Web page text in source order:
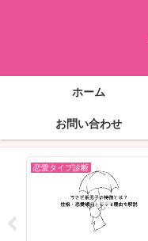
ホーム
お問い合わせ
恋愛タイプ診断